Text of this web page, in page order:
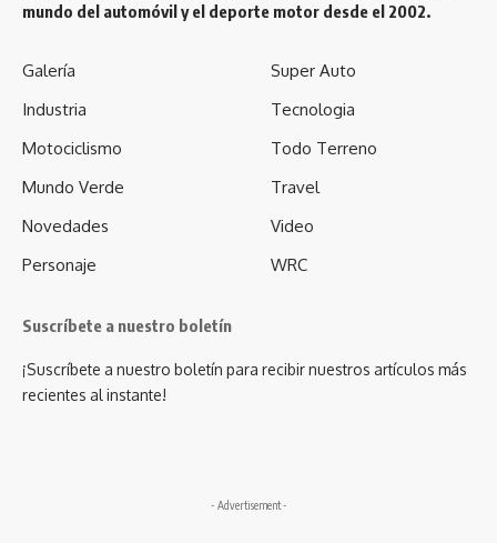
mundo del automóvil y el deporte motor desde el 2002.
Galería
Industria
Motociclismo
Mundo Verde
Novedades
Personaje
Super Auto
Tecnologia
Todo Terreno
Travel
Video
WRC
Suscríbete a nuestro boletín
¡Suscríbete a nuestro boletín para recibir nuestros artículos más
recientes al instante!
- Advertisement -